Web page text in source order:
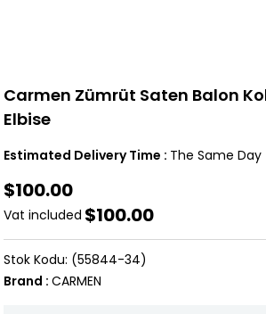
Carmen Zümrüt Saten Balon
Elbise
Estimated Delivery Time : The Same Day
$100.00
Vat included $100.00
(55844-34)
Brand : CARMEN